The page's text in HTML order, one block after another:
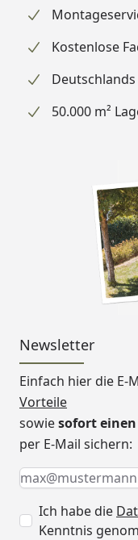
Kostenlose
50.000 m²
Newsletter
Einfach hier die E-
Vorteile
sowiesofort
per E-Mail sichern:
Keine Eingabe
Eingabe
E-Mail *
Ich habe die
Kenntnis